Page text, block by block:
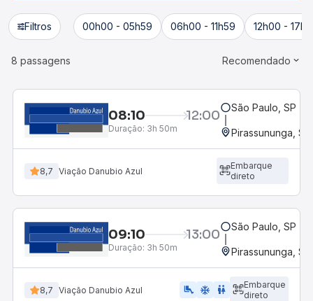
Filtros 00h00 - 05h59 06h00 - 11h59 12h00 -
8 passagens Recomendado
08:10 12:00
Duração: 3h 50m
São Paulo, SP -
Pirassununga,
8,7 Viação Danubio Azul
Embarque
direto
09:10 13:00
Duração: 3h 50m
São Paulo, SP -
Pirassununga,
8,7 Viação Danubio Azul airline_seat_legroom_extra ac_unit WC
Embarque
direto